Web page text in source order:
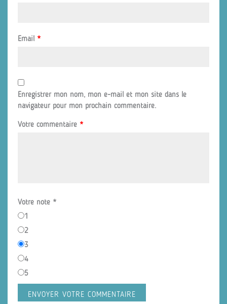
Email *
Enregistrer mon nom, mon e-mail et mon site dans le
navigateur pour mon prochain commentaire.
Votre commentaire *
Votre note *
1
2
3
4
5